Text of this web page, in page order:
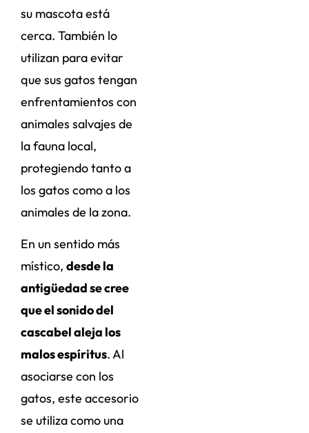
su mascota está
cerca. También lo
utilizan para evitar
que sus gatos tengan
enfrentamientos con
animales salvajes de
la fauna local,
protegiendo tanto a
los gatos como a los
animales de la zona.
En un sentido más
místico, desde la
antigüedad se cree
que el sonido del
cascabel aleja los
malos espíritus. Al
asociarse con los
gatos, este accesorio
se utiliza como una